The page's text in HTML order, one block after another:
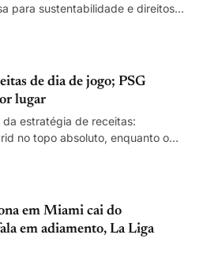
para sustentabilidade e direitos
divulgados.
de dia de jogo; PSG
lugar
estratégia de receitas:
no topo absoluto, enquanto o
euros por assento por evento.
em Miami cai do
em adiamento, La Liga